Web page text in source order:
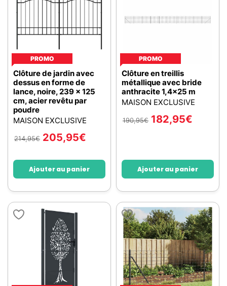
PROMO
Clôture de jardin avec
dessus en forme de
lance, noire, 239 x 125
cm, acier revêtu par
poudre
MAISON EXCLUSIVE
214,95€ 205,95€
Ajouter au panier
PROMO
Clôture en treillis
métallique avec bride
anthracite 1,4x25 m
MAISON EXCLUSIVE
190,95€ 182,95€
Ajouter au panier